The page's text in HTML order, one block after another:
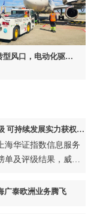
抢抓能源转型风口，电动化驱动威海广泰欧洲业务腾飞
喜报！威海广泰ESG评级荣获AAA级 可持续发展实力获权威认可
海华证指数信息服务
单及评级结果，威海
广泰欧洲业务腾飞